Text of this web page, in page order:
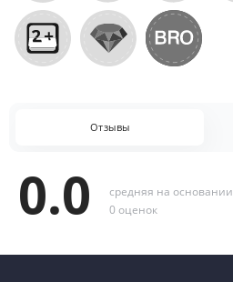
Отзывы
0.0
средняя на основании
0 оценок